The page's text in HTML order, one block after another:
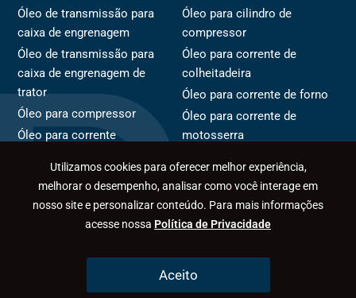
Óleo de transmissão para
caixa de engrenagem
Óleo de transmissão para
caixa de engrenagem de
trator
Óleo para compressor
Óleo para corrente
Óleo para cilindro de
compressor
Óleo para corrente de
colheitadeira
Óleo para corrente de forno
Óleo para corrente de
motosserra
Desenvolvido por
Utilizamos cookies para oferecer melhor experiência,
melhorar o desempenho, analisar como você interage em
nosso site e personalizar conteúdo. Para mais informações
acesse nossa Política de Privacidade
Aceito